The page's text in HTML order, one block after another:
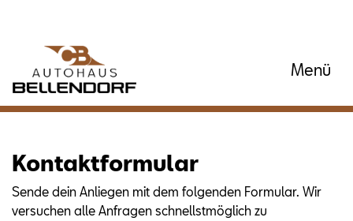
Menü
Kontaktformular
Sende dein Anliegen mit dem folgenden Formular. Wir
versuchen alle Anfragen schnellstmöglich zu